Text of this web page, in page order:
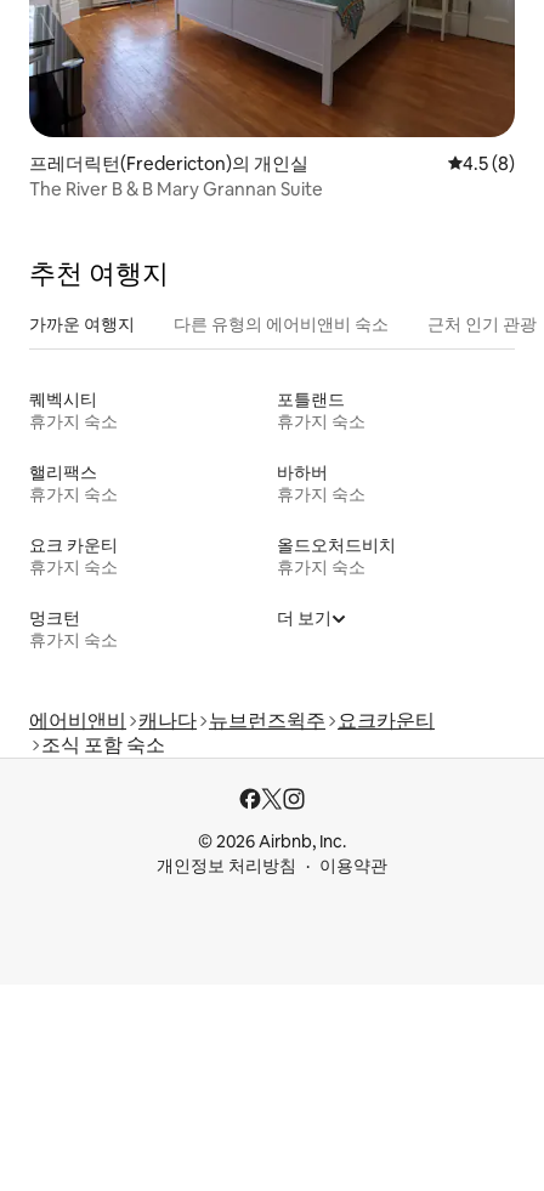
프레더릭턴(Fredericton)의 개인실 평점 4.5점
4.5 (8)
The River B & B Mary Grannan Suite
추천 여행지
가까운 여행지 다른 유형의 에어비앤비 숙소 근처 인기 관광
퀘벡시티
휴가지 숙소
포틀랜드
휴가지 숙소
핼리팩스
휴가지 숙소
바하버
휴가지 숙소
요크 카운티
휴가지 숙소
올드오처드비치
휴가지 숙소
멍크턴
휴가지 숙소
더 보기
에어비앤비 캐나다 뉴브런즈윅주 요크카운티
조식 포함 숙소
© 2026 Airbnb, Inc.
개인정보 처리방침
이용약관